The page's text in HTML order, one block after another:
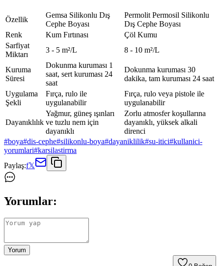
Özellik
Gemsa Silikonlu Dış
Cephe Boyası
Permolit Permosil Silikonlu
Dış Cephe Boyası
Renk
Kum Fırtınası
Çöl Kumu
Sarfiyat
Miktarı
3 - 5 m²/L 8 - 10 m²/L
Kuruma
Süresi
Dokunma kuruması 1
saat, sert kuruması 24
saat
Dokunma kuruması 30
dakika, tam kuruması 24 saat
Uygulama
Şekli
Fırça, rulo ile
uygulanabilir
Fırça, rulo veya pistole ile
uygulanabilir
Dayanıklılık
Yağmur, güneş ışınları
ve tuzlu nem için
dayanıklı
Zorlu atmosfer koşullarına
dayanıklı, yüksek alkali
direnci
#boya#dis-cephe#silikonlu-boya#dayaniklilik#su-itici#kullanici-
yorumlari#karsilastirma
Paylaş:f𝕏
Yorumlar:
Yorum